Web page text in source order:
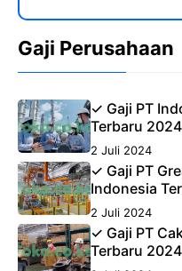
Gaji Perusahaan
✓ Gaji PT
Terbaru 2024
2 Juli 2024
✓ Gaji PT
Indonesia
2 Juli 2024
✓ Gaji PT
Terbaru 2024